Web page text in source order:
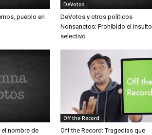
pueblo en
DeVotos
DeVotos y otros políticos
Nonsanctos: Prohibido el insulto
selectivo
el nombre de
Off the Record
Off the Record: Tragedias que